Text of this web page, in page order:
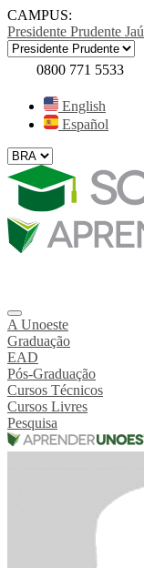
CAMPUS:
Presidente Prudente Jaú
0800 771 5533
English
Español
A Unoeste
Graduação
EAD
Pós-Graduação
Cursos Técnicos
Cursos Livres
Pesquisa